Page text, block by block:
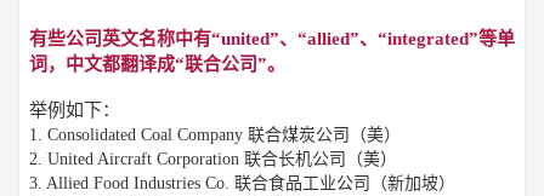
有些公司英文名称中有“united”、“allied”、“integrated”等单
词，中文都翻译成“联合公司”。
举例如下：
1. Consolidated Coal Company 联合煤炭公司（美）
2. United Aircraft Corporation 联合长机公司（美）
3. Allied Food Industries Co. 联合食品工业公司（新加坡）